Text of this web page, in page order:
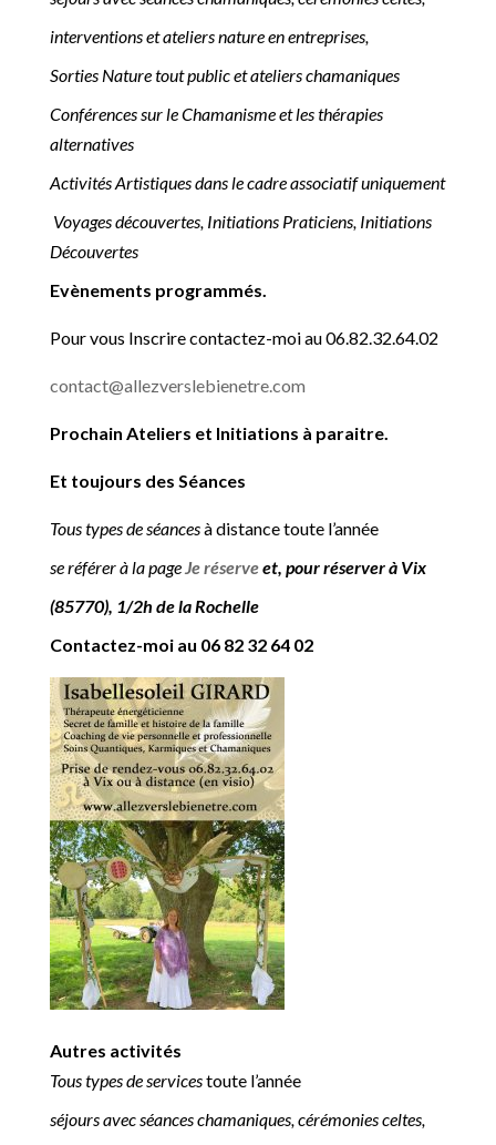
interventions et ateliers nature en entreprises,
Sorties Nature tout public et ateliers chamaniques
Conférences sur le Chamanisme et les thérapies
alternatives
Activités Artistiques dans le cadre associatif uniquement
Voyages découvertes, Initiations Praticiens, Initiations
Découvertes
Evènements programmés.
Pour vous Inscrire contactez-moi au 06.82.32.64.02
contact@allezverslebienetre.com
Prochain Ateliers et Initiations à paraitre.
Et toujours des Séances
Tous types de séancesà distance toute l’année
se référer à la page Je réserveet, pour réserver à Vix
(85770), 1/2h de la Rochelle
Contactez-moi au 06 82 32 64 02
Autres activités
Tous types de servicestoute l’année
séjours avec séances chamaniques, cérémonies celtes,